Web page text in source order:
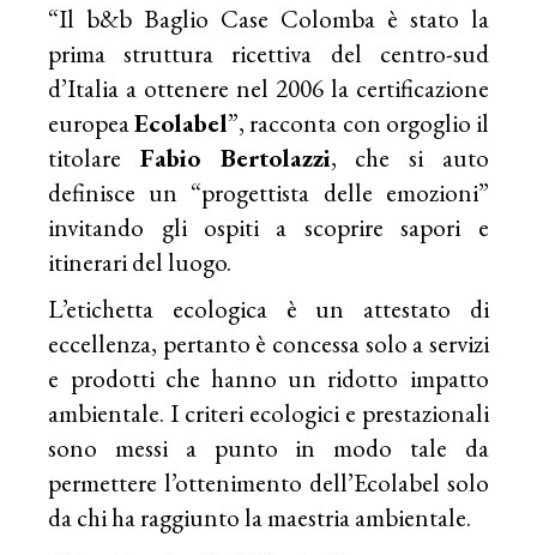
“Il b&b Baglio Case Colomba è stato la
prima struttura ricettiva del centro-sud
d’Italia a ottenere nel 2006 la certificazione
europeaEcolabel”, racconta con orgoglio il
titolare Fabio Bertolazzi, che si auto
definisce un “progettista delle emozioni”
invitando gli ospiti a scoprire sapori e
itinerari del luogo.
L’etichetta ecologica è un attestato di
eccellenza, pertanto è concessa solo a servizi
e prodotti che hanno un ridotto impatto
ambientale. I criteri ecologici e prestazionali
sono messi a punto in modo tale da
permettere l’ottenimento dell’Ecolabel solo
da chi ha raggiunto la maestria ambientale.